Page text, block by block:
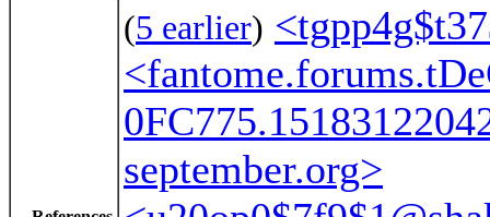
(5 earlier)
september.org>